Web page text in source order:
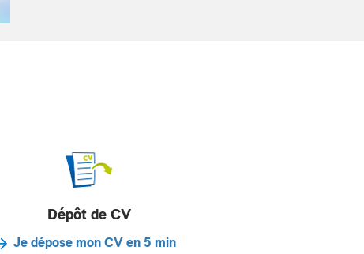
Dépôt de CV
Je dépose mon CV en 5 min